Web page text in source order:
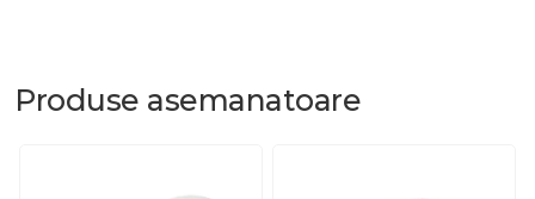
Produse asemanatoare